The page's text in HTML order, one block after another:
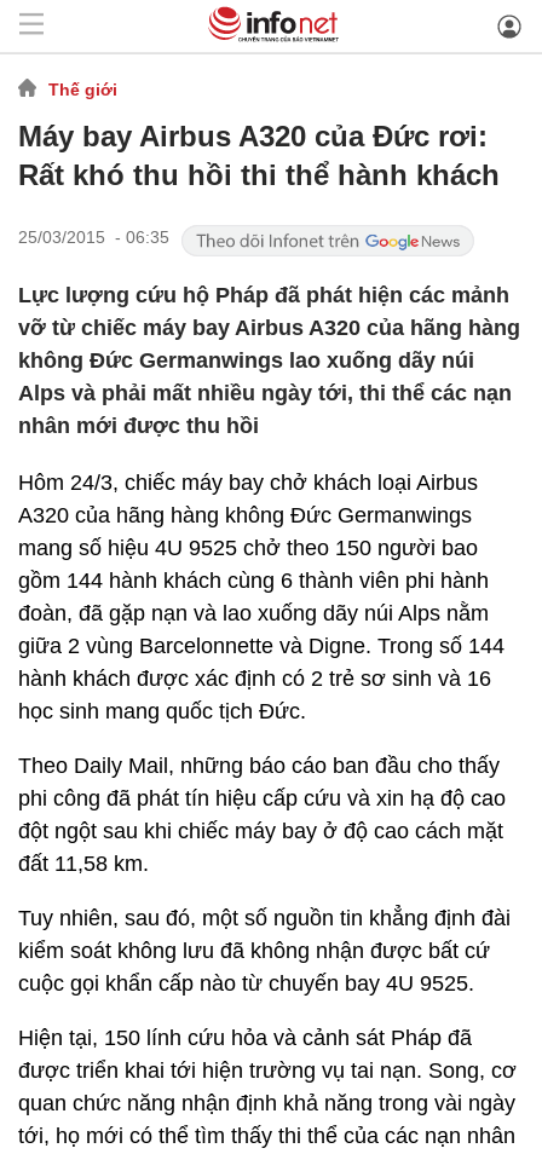
Thế giới
Máy bay Airbus A320 của Đức rơi:
Rất khó thu hồi thi thể hành khách
25/03/2015 - 06:35
Lực lượng cứu hộ Pháp đã phát hiện các mảnh
vỡ từ chiếc máy bay Airbus A320 của hãng hàng
không Đức Germanwings lao xuống dãy núi
Alps và phải mất nhiều ngày tới, thi thể các nạn
nhân mới được thu hồi
Hôm 24/3, chiếc máy bay chở khách loại Airbus
A320 của hãng hàng không Đức Germanwings
mang số hiệu 4U 9525 chở theo 150 người bao
gồm 144 hành khách cùng 6 thành viên phi hành
đoàn, đã gặp nạn và lao xuống dãy núi Alps nằm
giữa 2 vùng Barcelonnette và Digne. Trong số 144
hành khách được xác định có 2 trẻ sơ sinh và 16
học sinh mang quốc tịch Đức.
Theo Daily Mail, những báo cáo ban đầu cho thấy
phi công đã phát tín hiệu cấp cứu và xin hạ độ cao
đột ngột sau khi chiếc máy bay ở độ cao cách mặt
đất 11,58 km.
Tuy nhiên, sau đó, một số nguồn tin khẳng định đài
kiểm soát không lưu đã không nhận được bất cứ
cuộc gọi khẩn cấp nào từ chuyến bay 4U 9525.
Hiện tại, 150 lính cứu hỏa và cảnh sát Pháp đã
được triển khai tới hiện trường vụ tai nạn. Song, cơ
quan chức năng nhận định khả năng trong vài ngày
tới, họ mới có thể tìm thấy thi thể của các nạn nhân